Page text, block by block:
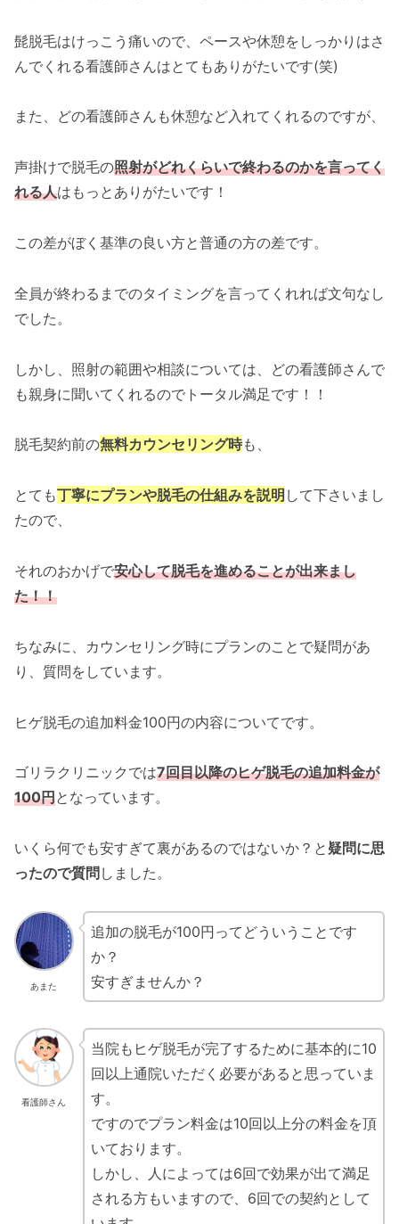
髭脱毛はけっこう痛いので、ペースや休憩をしっかりはさ
んでくれる看護師さんはとてもありがたいです(笑)
また、どの看護師さんも休憩など入れてくれるのですが、
声掛けで脱毛の照射がどれくらいで終わるのかを言ってく
れる人はもっとありがたいです！
この差がぼく基準の良い方と普通の方の差です。
全員が終わるまでのタイミングを言ってくれれば文句なし
でした。
しかし、照射の範囲や相談については、どの看護師さんで
も親身に聞いてくれるのでトータル満足です！！
脱毛契約前の無料カウンセリング時も、
とても丁寧にプランや脱毛の仕組みを説明 して下さいまし
たので、
それのおかげで安心して脱毛を進めることが出来まし
た！！
ちなみに、カウンセリング時にプランのことで疑問があ
り、質問をしています。
ヒゲ脱毛の追加料金100円の内容についてです。
ゴリラクリニックでは7回目以降のヒゲ脱毛の追加料金が
100円となっています。
いくら何でも安すぎて裏があるのではないか？と 疑問に思
ったので質問 しました。
あまた
追加の脱毛が100円ってどういうことです
か？
安すぎませんか？
看護師さん
当院もヒゲ脱毛が完了するために基本的に10
回以上通院いただく必要があると思っていま
す。
ですのでプラン料金は10回以上分の料金を頂
いております。
しかし、人によっては6回で効果が出て満足
される方もいますので、6回での契約として